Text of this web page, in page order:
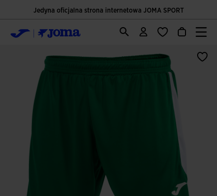
Jedyna oficjalna strona internetowa JOMA SPORT